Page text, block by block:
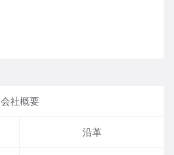
会社概要
沿革